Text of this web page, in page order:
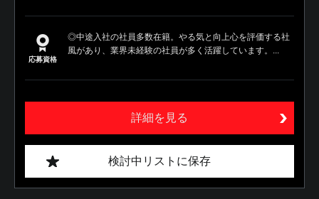
応募資格
◎中途入社の社員多数在籍。やる気と向上心を評価する社
風があり、業界未経験の社員が多く活躍しています。...
詳細を見る
検討中リストに保存